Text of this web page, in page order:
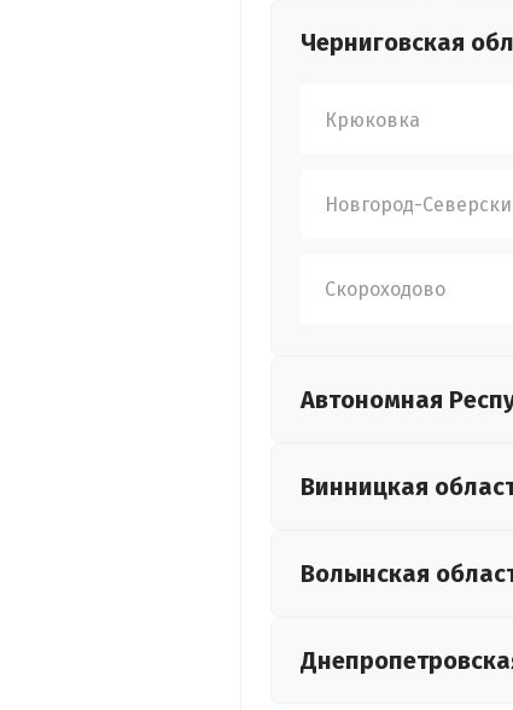
Черниговская
Крюковка
Новгород-
Скороходово
Автономная
Винницкая
Волынская